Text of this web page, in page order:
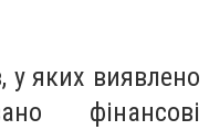
у яких виявлено
фінансові